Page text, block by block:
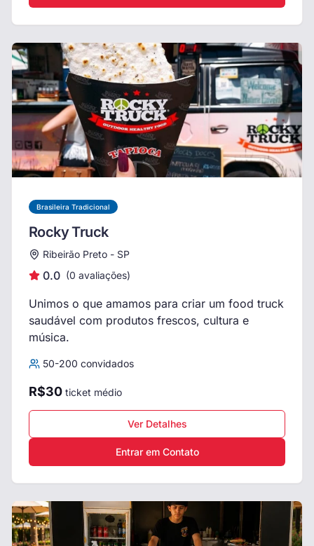
Brasileira Tradicional
Rocky Truck
Ribeirão Preto - SP
0.0 (0 avaliações)
Unimos o que amamos para criar um food truck
saudável com produtos frescos, cultura e
música.
50-200 convidados
R$30 ticket médio
Ver Detalhes
Entrar em Contato